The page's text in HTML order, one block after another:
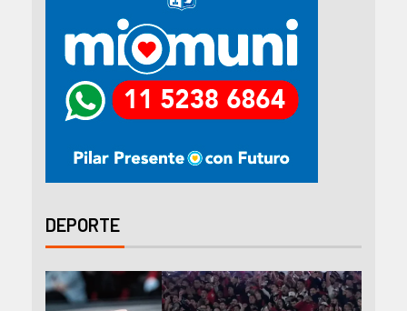
DEPORTE